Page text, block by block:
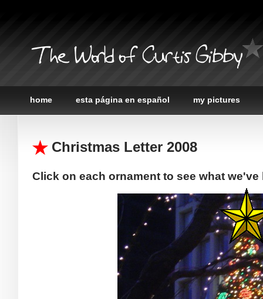
The World of Curtis Gibby
home esta página en español my pictures
Christmas Letter 2008
Click on each ornament to see what we've